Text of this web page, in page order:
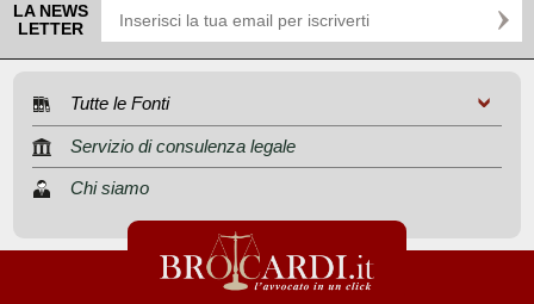
LA NEWS
LETTER
Tutte le Fonti
Servizio di consulenza legale
Chi siamo